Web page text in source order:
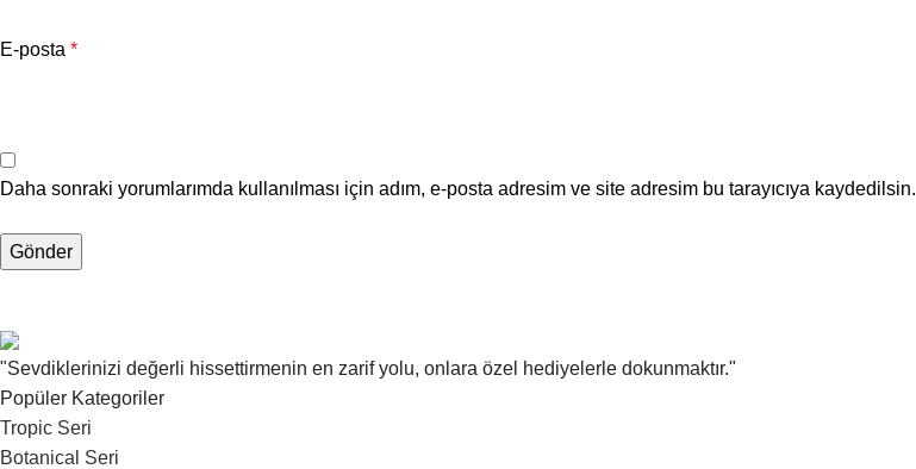
E-posta *
Daha sonraki yorumlarımda kullanılması için adım, e-posta adresim ve site adresim bu tarayıcıya kaydedilsin.
"Sevdiklerinizi değerli hissettirmenin en zarif yolu, onlara özel hediyelerle dokunmaktır."
Popüler Kategoriler
Tropic Seri
Botanical Seri